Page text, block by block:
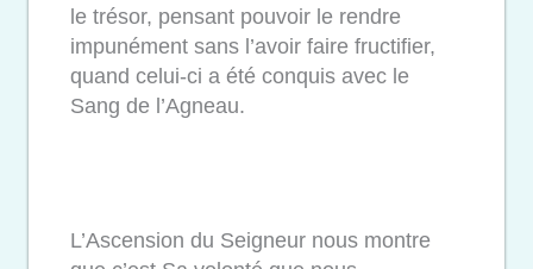
le trésor, pensant pouvoir le rendre
impunément sans l’avoir faire fructifier,
quand celui-ci a été conquis avec le
Sang de l’Agneau.
L’Ascension du Seigneur nous montre